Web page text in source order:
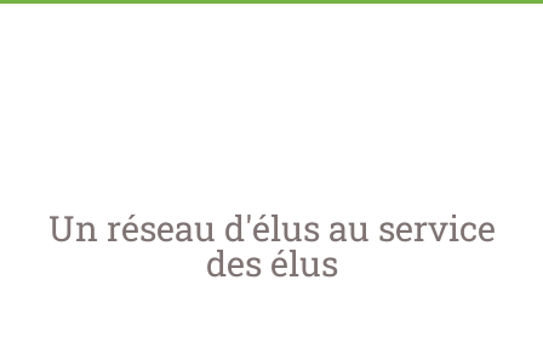
Un réseau d'élus au service
des élus